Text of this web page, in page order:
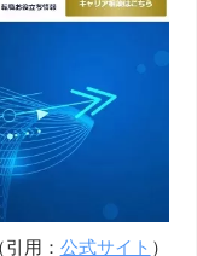
引用： 公式サイト ）